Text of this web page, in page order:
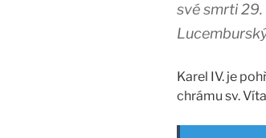
své smrti 29.
Karel IV. je
chrámu sv.